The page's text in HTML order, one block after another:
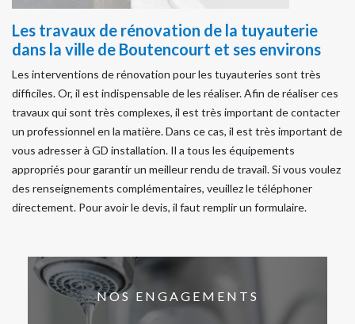
Les travaux de rénovation de la tuyauterie
dans la ville de Boutencourt et ses environs
Les interventions de rénovation pour les tuyauteries sont très
difficiles. Or, il est indispensable de les réaliser. Afin de réaliser ces
travaux qui sont très complexes, il est très important de contacter
un professionnel en la matière. Dans ce cas, il est très important de
vous adresser à GD installation. Il a tous les équipements
appropriés pour garantir un meilleur rendu de travail. Si vous voulez
des renseignements complémentaires, veuillez le téléphoner
directement. Pour avoir le devis, il faut remplir un formulaire.
NOS ENGAGEMENTS